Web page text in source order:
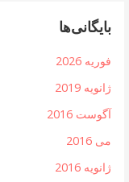
بایگانی‌ها
فوریه 2026
ژانویه 2019
آگوست 2016
می 2016
ژانویه 2016